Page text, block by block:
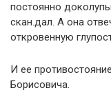
постоянно
скан.дал. А она
откровенную
И ее
Борисовича.